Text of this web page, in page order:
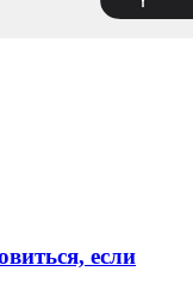
если